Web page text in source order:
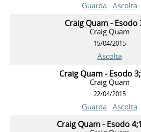
Guarda Ascolta
Craig Quam - Esodo
Craig Quam
15/04/2015
Ascolta
Craig Quam - Esodo
Craig Quam
22/04/2015
Guarda Ascolta
Craig Quam - Esodo